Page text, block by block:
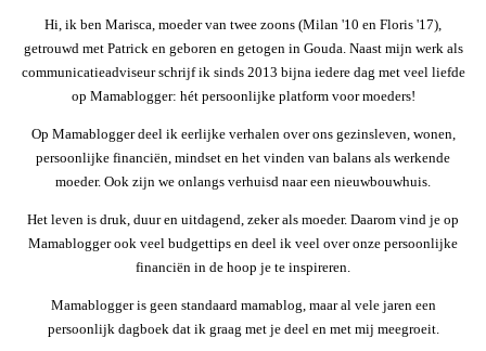
Hi, ik ben Marisca, moeder van twee zoons (Milan '10 en Floris '17),
getrouwd met Patrick en geboren en getogen in Gouda. Naast mijn werk als
communicatieadviseur schrijf ik sinds 2013 bijna iedere dag met veel liefde
op Mamablogger: hét persoonlijke platform voor moeders!
Op Mamablogger deel ik eerlijke verhalen over ons gezinsleven, wonen,
persoonlijke financiën, mindset en het vinden van balans als werkende
moeder. Ook zijn we onlangs verhuisd naar een nieuwbouwhuis.
Het leven is druk, duur en uitdagend, zeker als moeder. Daarom vind je op
Mamablogger ook veel budgettips en deel ik veel over onze persoonlijke
financiën in de hoop je te inspireren.
Mamablogger is geen standaard mamablog, maar al vele jaren een
persoonlijk dagboek dat ik graag met je deel en met mij meegroeit.